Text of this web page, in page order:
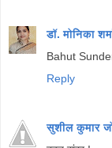
डॉ. मोनिका
Bahut
Reply
सुशील कुमार